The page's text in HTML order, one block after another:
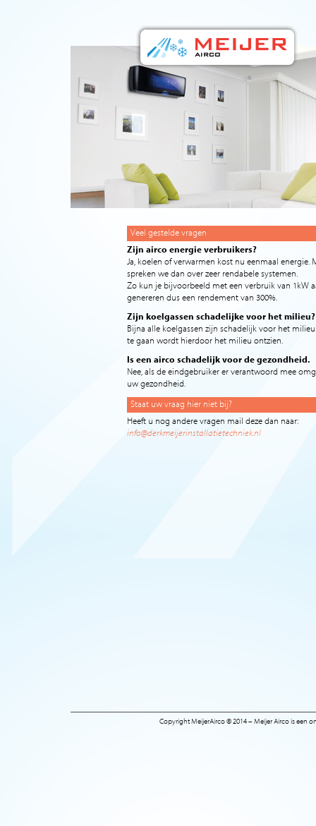
Veel gestelde vragen
Zijn airco energie verbruikers?
Ja, koelen of verwarmen kost nu eenmaal
spreken we dan over zeer rendabele systemen.
Zo kun je bijvoorbeeld met een verbruik van 1kW
genereren dus een rendement van 300%.
Zijn koelgassen schadelijke voor het milieu?
Bijna alle koelgassen zijn schadelijk voor het
te gaan wordt hierdoor het milieu ontzien.
Is een airco schadelijk voor de gezondheid.
Nee, als de eindgebruiker er verantwoord mee
uw gezondheid.
Staat uw vraag hier niet bij?
Heeft u nog andere vragen mail deze dan naar:
info@derkmeijerinstallatietechniek.nl
Copyright MeijerAirco © 2014 – Meijer Airco is een